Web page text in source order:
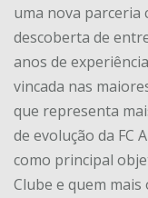
uma nova parceria
descoberta de
anos de
vincada nas
que representa
de evolução da FC
como principal
Clube e quem